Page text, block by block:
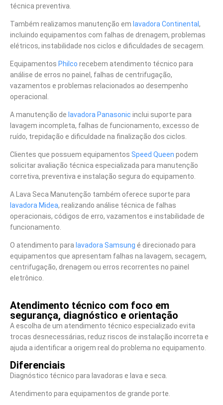
técnica preventiva.
Também realizamos manutenção em lavadora Continental,
incluindo equipamentos com falhas de drenagem, problemas
elétricos, instabilidade nos ciclos e dificuldades de secagem.
Equipamentos Philco recebem atendimento técnico para
análise de erros no painel, falhas de centrifugação,
vazamentos e problemas relacionados ao desempenho
operacional.
A manutenção de lavadora Panasonic inclui suporte para
lavagem incompleta, falhas de funcionamento, excesso de
ruído, trepidação e dificuldade na finalização dos ciclos.
Clientes que possuem equipamentos Speed Queen podem
solicitar avaliação técnica especializada para manutenção
corretiva, preventiva e instalação segura do equipamento.
A Lava Seca Manutenção também oferece suporte para
lavadora Midea, realizando análise técnica de falhas
operacionais, códigos de erro, vazamentos e instabilidade de
funcionamento.
O atendimento para lavadora Samsung é direcionado para
equipamentos que apresentam falhas na lavagem, secagem,
centrifugação, drenagem ou erros recorrentes no painel
eletrônico.
Atendimento técnico com foco em
segurança, diagnóstico e orientação
A escolha de um atendimento técnico especializado evita
trocas desnecessárias, reduz riscos de instalação incorreta e
ajuda a identificar a origem real do problema no equipamento.
Diferenciais
Diagnóstico técnico para lavadoras e lava e seca.
Atendimento para equipamentos de grande porte.